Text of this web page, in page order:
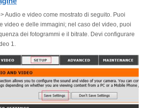
Audio e video come mostrato di seguito. Puoi
video e delle immagini; nel caso del video, puoi
dei fotogrammi e il bitrate. Devi configurare
1.